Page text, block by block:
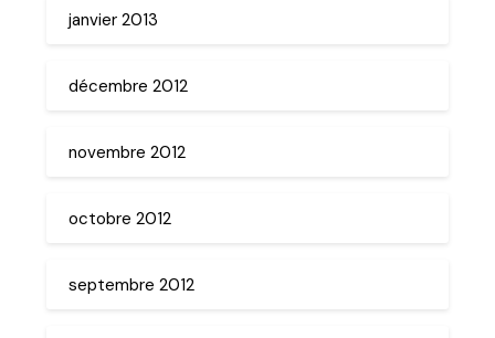
janvier 2013
décembre 2012
novembre 2012
octobre 2012
septembre 2012